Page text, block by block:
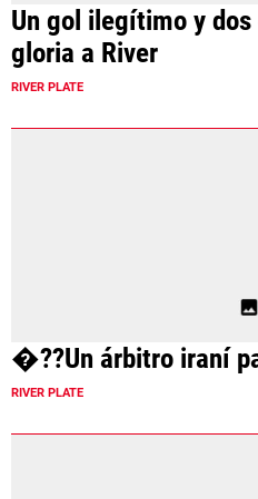
Un gol ilegítimo y
gloria a River
RIVER PLATE
�??Un árbitro iraní
RIVER PLATE